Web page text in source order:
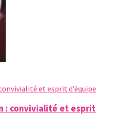
: convivialité et esprit